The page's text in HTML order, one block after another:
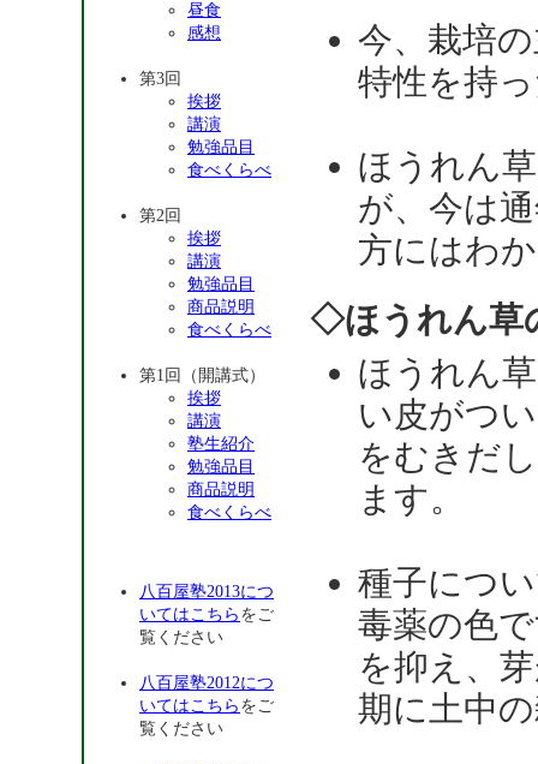
昼食
感想
第3回
挨拶
講演
勉強品目
食べくらべ
第2回
挨拶
講演
勉強品目
商品説明
食べくらべ
第1回（開講式）
挨拶
講演
塾生紹介
勉強品目
商品説明
食べくらべ
八百屋塾2013につ
いてはこちら をご
覧ください
八百屋塾2012につ
いてはこちら をご
覧ください
今、栽培
特性を持
ほうれん
が、今は
方にはわ
◇ほうれん草
ほうれん
い皮がつ
をむきだ
ます。
種子につ
毒薬の色
を抑え、
期に土中